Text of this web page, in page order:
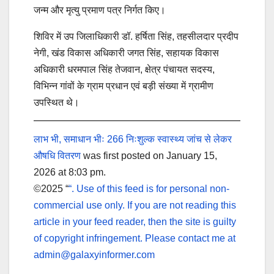
जन्म और मृत्यु प्रमाण पत्र निर्गत किए।
शिविर में उप जिलाधिकारी डॉ. हर्षिता सिंह, तहसीलदार प्रदीप
नेगी, खंड विकास अधिकारी जगत सिंह, सहायक विकास
अधिकारी धरमपाल सिंह तेजवान, क्षेत्र पंचायत सदस्य,
विभिन्न गांवों के ग्राम प्रधान एवं बड़ी संख्या में ग्रामीण
उपस्थित थे।
लाभ भी, समाधान भीः 266 निःशुल्क स्वास्थ्य जांच से लेकर
औषधि वितरण was first posted on January 15,
2026 at 8:03 pm.
©2025 ““. Use of this feed is for personal non-
commercial use only. If you are not reading this
article in your feed reader, then the site is guilty
of copyright infringement. Please contact me at
admin@galaxyinformer.com